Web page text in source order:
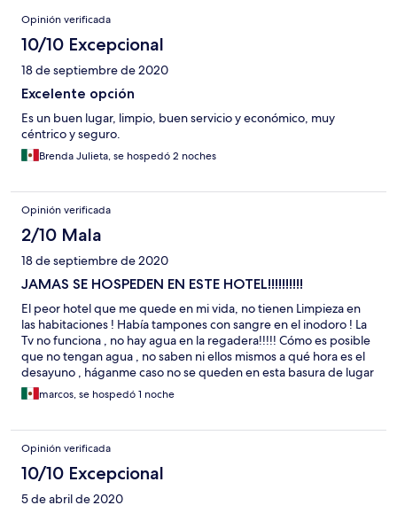
Opiniones
Opinión verificada
10/10 Excepcional
18 de septiembre de 2020
Excelente opción
Es un buen lugar, limpio, buen servicio y económico, muy
céntrico y seguro.
Brenda Julieta, se hospedó 2 noches
Opinión verificada
2/10 Mala
18 de septiembre de 2020
JAMAS SE HOSPEDEN EN ESTE HOTEL!!!!!!!!!!
El peor hotel que me quede en mi vida, no tienen Limpieza en
las habitaciones ! Había tampones con sangre en el inodoro ! La
Tv no funciona , no hay agua en la regadera!!!!! Cómo es posible
que no tengan agua , no saben ni ellos mismos a qué hora es el
desayuno , háganme caso no se queden en esta basura de lugar
! Hay cucarachas en los baños , el manager cubano súper
grosero y prepotente cuando le comentamos no nos quisieron
propiedad a toda costa ! Creo que ni merece estar este hotel en
esta página web
marcos, se hospedó 1 noche
Opinión verificada
10/10 Excepcional
5 de abril de 2020